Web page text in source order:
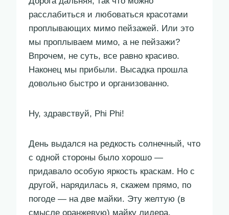
расслабиться и любоваться красотами
проплывающих мимо пейзажей. Или это
мы проплываем мимо, а не пейзажи?
Впрочем, не суть, все равно красиво.
Наконец мы прибыли. Высадка прошла
довольно быстро и организованно.
Ну, здравствуй, Phi Phi!
День выдался на редкость солнечный, что
с одной стороны было хорошо —
придавало особую яркость краскам. Но с
другой, нарядилась я, скажем прямо, по
погоде — на две майки. Эту желтую (в
смысле оранжевую) майку лидера,